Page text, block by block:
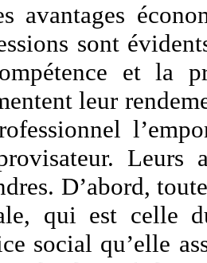
avantages
sont
et la
leur
Leurs
D’abord,
qui est celle
social qu’elle